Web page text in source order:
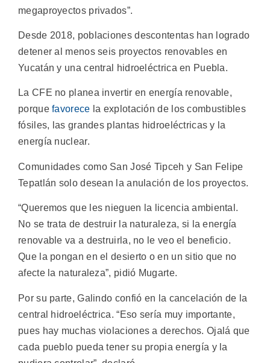
megaproyectos privados”.
Desde 2018, poblaciones descontentas han logrado
detener al menos seis proyectos renovables en
Yucatán y una central hidroeléctrica en Puebla.
La CFE no planea invertir en energía renovable,
porquefavorece la explotación de los combustibles
fósiles, las grandes plantas hidroeléctricas y la
energía nuclear.
Comunidades como San José Tipceh y San Felipe
Tepatlán solo desean la anulación de los proyectos.
“Queremos que les nieguen la licencia ambiental.
No se trata de destruir la naturaleza, si la energía
renovable va a destruirla, no le veo el beneficio.
Que la pongan en el desierto o en un sitio que no
afecte la naturaleza”, pidió Mugarte.
Por su parte, Galindo confió en la cancelación de la
central hidroeléctrica. “Eso sería muy importante,
pues hay muchas violaciones a derechos. Ojalá que
cada pueblo pueda tener su propia energía y la